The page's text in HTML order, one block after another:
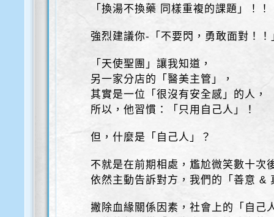
「換湯不換藥 同樣重複的課題」！！
強烈建議你-「不要閃，勇敢面對！！
「天使聖團」讓我知道，
另一家分店的「醫美主管」，
其實是一位「很沒有安全感」的人，
所以，他習慣：「只用自己人」！
但，什麼是「自己人」？
不就是在前期相處，尷尬微笑數十次
依然主動告訴對方，我們的「善意 &
撇除血緣關係因素，社會上的「自己